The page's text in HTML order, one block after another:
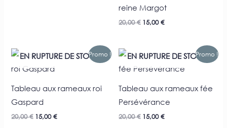
reine Margot
20,00€ 15,00€
Promo !
EN RUPTURE DE STOCK
Tableau aux rameaux roi
Gaspard
20,00€
Le
prix
initial
20,00 €.
15,00€
Le
prix
15,00 €.
Promo !
EN RUPTURE DE STOCK
Tableau aux rameaux fée
Persévérance
20,00€
Le
prix
initial
20,00 €.
15,00€
Le
prix
actuel
15,00 €.